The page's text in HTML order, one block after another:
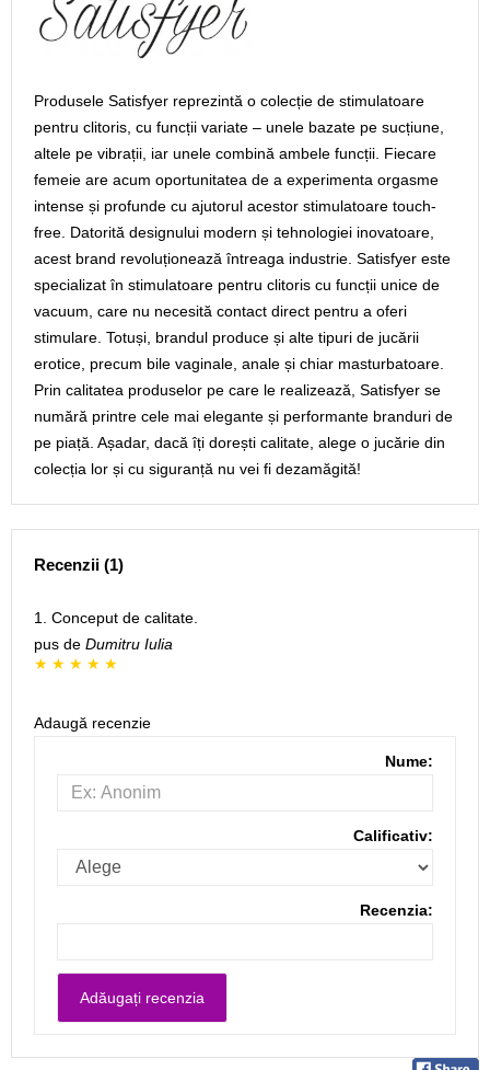
Produsele Satisfyer reprezintă o colecție de stimulatoare
pentru clitoris, cu funcții variate – unele bazate pe sucțiune,
altele pe vibrații, iar unele combină ambele funcții. Fiecare
femeie are acum oportunitatea de a experimenta orgasme
intense și profunde cu ajutorul acestor stimulatoare touch-
free. Datorită designului modern și tehnologiei inovatoare,
acest brand revoluționează întreaga industrie. Satisfyer este
specializat în stimulatoare pentru clitoris cu funcții unice de
vacuum, care nu necesită contact direct pentru a oferi
stimulare. Totuși, brandul produce și alte tipuri de jucării
erotice, precum bile vaginale, anale și chiar masturbatoare.
Prin calitatea produselor pe care le realizează, Satisfyer se
numără printre cele mai elegante și performante branduri de
pe piață. Așadar, dacă îți dorești calitate, alege o jucărie din
colecția lor și cu siguranță nu vei fi dezamăgită!
Recenzii (1)
1. Conceput de calitate.
pus de Dumitru Iulia
Adaugă recenzie
Nume:
Calificativ:
Recenzia: